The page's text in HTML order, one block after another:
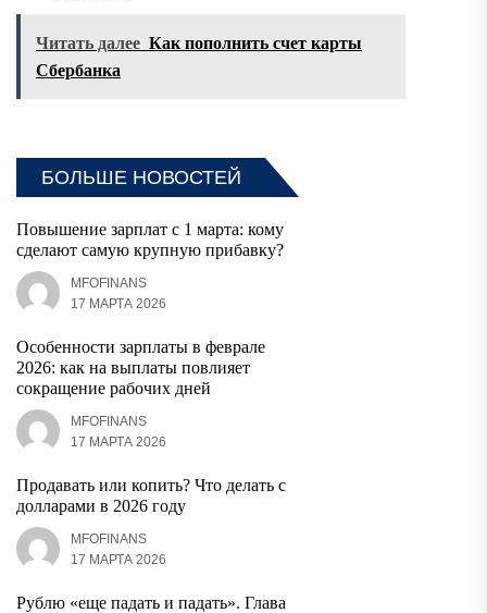
Читать далее Как пополнить счет карты
Сбербанка
БОЛЬШЕ НОВОСТЕЙ
Повышение зарплат с 1 марта: кому
сделают самую крупную прибавку?
MFOFINANS
17 МАРТА 2026
Особенности зарплаты в феврале
2026: как на выплаты повлияет
сокращение рабочих дней
MFOFINANS
17 МАРТА 2026
Продавать или копить? Что делать с
долларами в 2026 году
MFOFINANS
17 МАРТА 2026
Рублю «еще падать и падать». Глава